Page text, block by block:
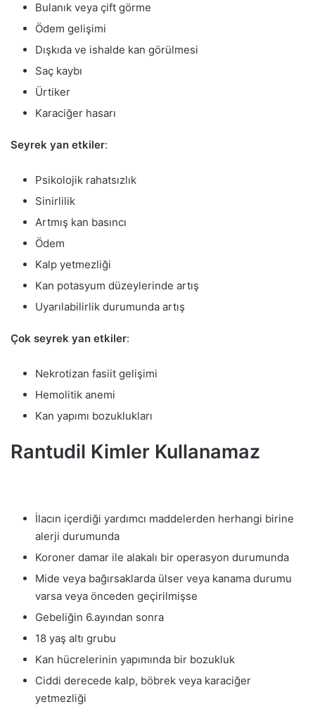
Bulanık veya çift görme
Ödem gelişimi
Dışkıda ve ishalde kan görülmesi
Saç kaybı
Ürtiker
Karaciğer hasarı
Seyrek yan etkiler:
Psikolojik rahatsızlık
Sinirlilik
Artmış kan basıncı
Ödem
Kalp yetmezliği
Kan potasyum düzeylerinde artış
Uyarılabilirlik durumunda artış
Çok seyrek yan etkiler:
Nekrotizan fasiit gelişimi
Hemolitik anemi
Kan yapımı bozuklukları
Rantudil Kimler Kullanamaz
İlacın içerdiği yardımcı maddelerden herhangi birine
alerji durumunda
Koroner damar ile alakalı bir operasyon durumunda
Mide veya bağırsaklarda ülser veya kanama durumu
varsa veya önceden geçirilmişse
Gebeliğin 6.ayından sonra
18 yaş altı grubu
Kan hücrelerinin yapımında bir bozukluk
Ciddi derecede kalp, böbrek veya karaciğer
yetmezliği